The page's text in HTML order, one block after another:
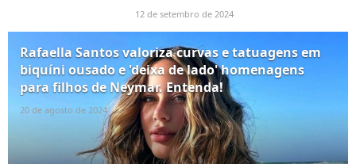
sem maquiagem durante um dia
12 de setembro de 2024
Rafaella Santos valoriza curvas e tatuagens em
biquíni ousado e 'deixa de lado' homenagens
para filhos de Neymar. Entenda!
20 de agosto de 2024